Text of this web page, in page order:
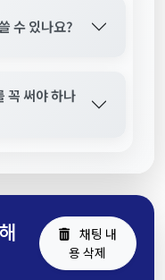
수 있나요?
써야 하나
채팅 내
용 삭제